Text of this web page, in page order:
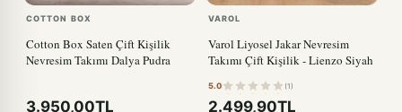
COTTON BOX
Cotton Box Saten Çift Kişilik
Nevresim Takımı Dalya Pudra
3.950,00TL
VAROL
Varol Liyosel Jakar Nevresim
Takımı Çift Kişilik - Lienzo Siyah
5.0 (1)
2.499,90TL